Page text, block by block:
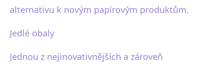
alternativu k novým papírovým produktům.
Jedlé obaly
Jednou z nejinovativnějších a zároveň